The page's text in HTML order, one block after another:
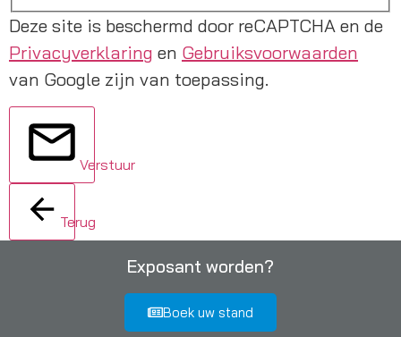
Deze site is beschermd door reCAPTCHA en de
Privacyverklaring en Gebruiksvoorwaarden
van Google zijn van toepassing.
Verstuur
Terug
Exposant worden?
Boek uw stand